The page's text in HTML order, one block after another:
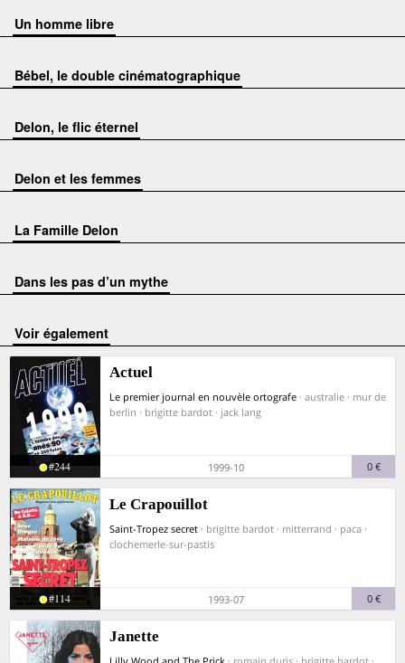
Un homme libre
Bébel, le double cinématographique
Delon, le flic éternel
Delon et les femmes
La Famille Delon
Dans les pas d’un mythe
voir également
Actuel
Le premier journal en nouvèle ortografe · australie · mur de
berlin · brigitte bardot · jack lang
#244 1999-10 0 €
Le Crapouillot
Saint-Tropez secret · brigitte bardot · mitterrand · paca ·
clochemerle-sur-pastis
#114 1993-07 0 €
Janette